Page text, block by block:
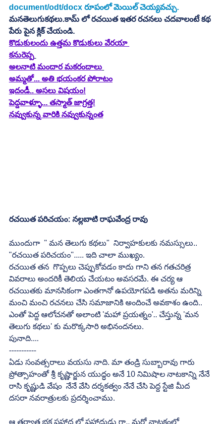
document/odt/docx రూపంలో మెయిల్ చెయ్యవచ్చు.
మనతెలుగుకథలు.కామ్ లో రచయిత ఇతర రచనలు చదవాలంటే కథ
పేరు పైన క్లిక్ చేయండి.
కొడుకులందు ఉత్తమ కొడుకులు వేరయా
కనురెప్ప
అలనాటి మందార మకరందాలు
అమ్మతో... అతి భయంకర పోరాటం
ఇదండీ.. అసలు విషయం!
పెద్దవాళ్ళూ... తస్మాత్ జాగ్రత్త!
నవ్వుకున్న వారికి నవ్వుకున్నంత
రచయిత పరిచయం: నల్లబాటి రాఘవేంద్ర రావు
ముందుగా  " మన తెలుగు కథలు"  నిర్వాహకులకు నమస్సులు..
"రచయిత పరిచయం"..... ఇది చాలా ముఖ్యం.
రచయిత తన  గొప్పలు చెప్పుకోవడం కాదు గాని తన గతచరిత్ర
వివరాలు అందరికీ తెలియ చేయటం అవసరమే. ఈ చర్య ఆ
రచయితకు మానసికంగా ఎంతగానో ఉపయోగపడి అతను మరిన్ని
మంచి మంచి రచనలు చేసి సమాజానికి అందించే అవకాశం ఉంది..
ఎంతో పెద్ద ఆలోచనతో అలాంటి 'మహా ప్రయత్నం'.. చేస్తున్న 'మన
తెలుగు కథలు' కు మరొక్కసారి అభినందనలు.
పునాది....
-----------
ఏడు సంవత్సరాలు వయసు నాది. మా తండ్రి సుబ్బారావు గారు
ప్రోత్సాహంతో శ్రీ కృష్ణార్జున యుద్ధం అనే 10 నిమిషాల నాటకాన్ని నేనే
రాసి కృష్ణుడి వేషం  నేనే వేసి దర్శకత్వం నేనే చేసి పెద్ద స్టేజి మీద
దసరా నవరాత్రులకు ప్రదర్శించాము.
ఆ తర్వాత భక్త ప్రహ్లాద లో ప్రహ్లాదుడు గా.. మరో నాటకంలో